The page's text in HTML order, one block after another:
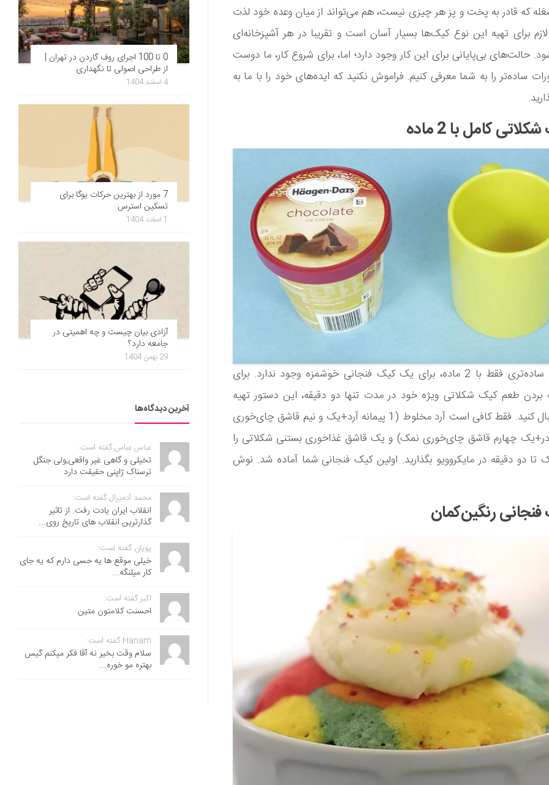
که قادر به پخت و پز هر چیزی نیست، هم می‌تواند از میان وعده خود لذت
لازم برای تهیه این نوع کیک‌ها بسیار آسان است و تقریبا در هر آشپزخانه‌ای
حالت‌های بی‌پایانی برای این کار وجود دارد؛ اما، برای شروع کار، ما دوست
ساده‌تر را به شما معرفی کنیم. فراموش نکنید که ایده‌های خود را با ما به
هیچ روش ساده‌تری فقط با 2 ماده، برای یک کیک فنجانی خوشمزه وجود ندارد. برای
طعم کیک شکلاتی ویژه خود در مدت تنها دو دقیقه، این دستور تهیه
ساده را دنبال کنید. فقط کافی است آرد مخلوط (1 پیمانه آرد+یک و نیم قاشق چای‌خوری
چهارم قاشق چای‌خوری نمک) و یک قاشق غذاخوری بستنی شکلاتی را
دو دقیقه در مایکروویو بگذارید. اولین کیک فنجانی شما آماده شد. نوش
0 تا 100 اجرای روف گاردن در تهران |
از طراحی اصولی تا نگهداری
4 اسفند 1404
7 مورد از بهترین حرکات یوگا برای
تسکین استرس
1 اسفند 1404
آزادی بیان چیست و چه اهمیتی در
جامعه دارد؟
29 بهمن 1404
آخرین دیدگاه‌ها
عباس عباس گفته است:
تخیلی و گاهی غیر واقعی,ولی جنگل
ترسناک ژاپنی حقیقت دارد
محمد آدمیرال گفته است:
انقلاب ایران یادت رفت. از تاثیر
گذارترین انقلاب های تاریخ روی...
پویان گفته است:
خیلی موقع ها یه حسی دارم که یه جای
کار میلنگه...
اکبر گفته است:
احسنت ‌کلامتون متین
Hanam گفته است:
سلام وقت بخیر نه آقا فکر میکنم گیس
بهتره مو خوره...